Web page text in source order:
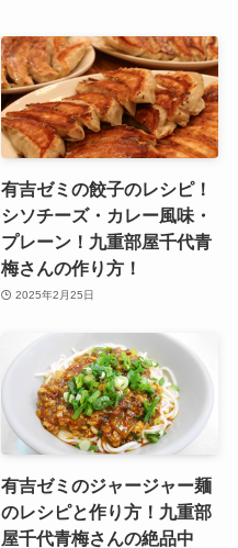
有吉ゼミの餃子のレシピ！
シソチーズ・カレー風味・
プレーン！九重部屋千代青
梅さんの作り方！
2025年2月25日
有吉ゼミのジャージャー麺
のレシピと作り方！九重部
屋千代青梅さんの絶品中